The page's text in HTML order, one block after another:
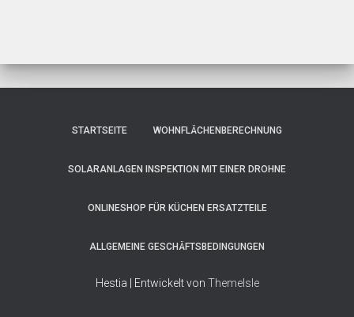
STARTSEITE WOHNFLÄCHENBERECHNUNG
SOLARANLAGEN INSPEKTION MIT EINER DROHNE
ONLINESHOP FÜR KÜCHEN ERSATZTEILE
ALLGEMEINE GESCHÄFTSBEDINGUNGEN
Hestia | Entwickelt von ThemeIsle